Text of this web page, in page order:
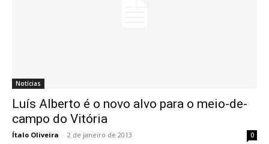
Notícias
Luís Alberto é o novo alvo para o meio-de-
campo do Vitória
Ítalo Oliveira - 2 de janeiro de 2013 0